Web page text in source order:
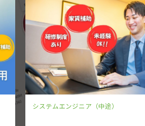
システムエンジニア（新卒）